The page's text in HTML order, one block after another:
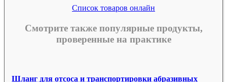
Список товаров онлайн
Смотрите также популярные продукты,
проверенные на практике
Шланг для отсоса и транспортировки абразивных